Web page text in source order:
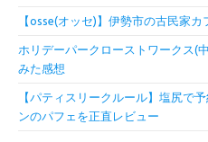
【osse(オッセ)】伊勢市の古民家
ホリデーパークローストワークス(
みた感想
【パティスリークルール】塩尻で
ンのパフェを正直レビュー